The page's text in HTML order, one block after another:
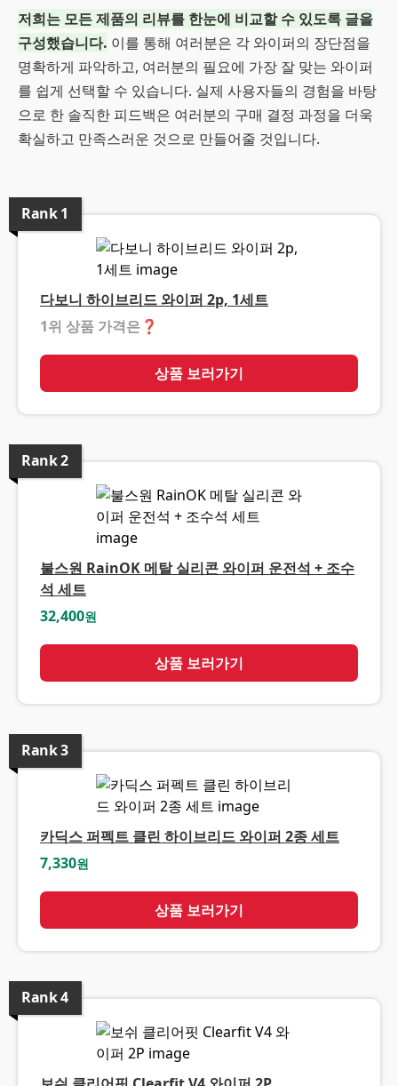
저희는 모든 제품의 리뷰를 한눈에 비교할 수 있도록 글을
구성했습니다. 이를 통해 여러분은 각 와이퍼의 장단점을
명확하게 파악하고, 여러분의 필요에 가장 잘 맞는 와이퍼
를 쉽게 선택할 수 있습니다. 실제 사용자들의 경험을 바탕
으로 한 솔직한 피드백은 여러분의 구매 결정 과정을 더욱
확실하고 만족스러운 것으로 만들어줄 것입니다.
Rank1
다보니 하이브리드 와이퍼 2p, 1세트
1위 상품 가격은
상품 보러가기
Rank2
불스원 RainOK 메탈 실리콘 와이퍼 운전석 + 조수
석 세트
32,400원
상품 보러가기
Rank3
카딕스 퍼펙트 클린 하이브리드 와이퍼 2종 세트
7,330원
상품 보러가기
Rank4